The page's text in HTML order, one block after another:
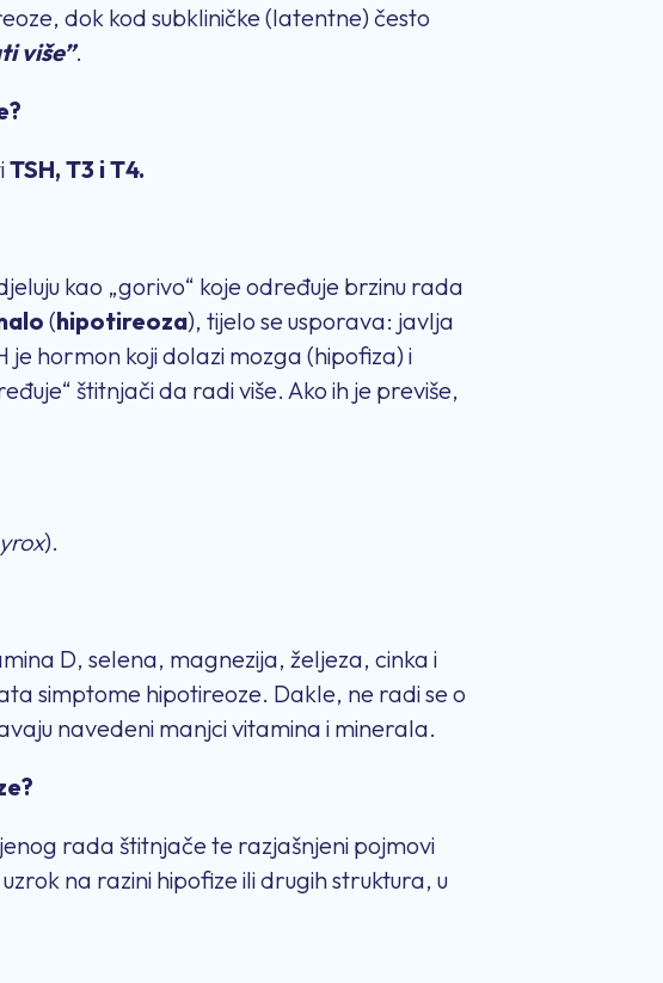
dok kod subkliničke (latentne) često
više”.
TSH, T3 i T4.
kao „gorivo“ koje određuje brzinu rada
(hipotireoza), tijelo se usporava: javlja
hormon koji dolazi mozga (hipofiza) i
štitnjači da radi više. Ako ih je previše,
).
D, selena, magnezija, željeza, cinka i
simptome hipotireoze. Dakle, ne radi se o
navedeni manjci vitamina i minerala.
rada štitnjače te razjašnjeni pojmovi
na razini hipofize ili drugih struktura, u